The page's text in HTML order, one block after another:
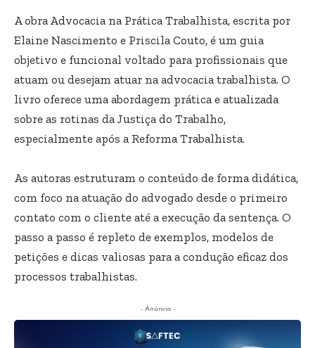
A obra Advocacia na Prática Trabalhista, escrita por
Elaine Nascimento e Priscila Couto, é um guia
objetivo e funcional voltado para profissionais que
atuam ou desejam atuar na advocacia trabalhista. O
livro oferece uma abordagem prática e atualizada
sobre as rotinas da Justiça do Trabalho,
especialmente após a Reforma Trabalhista.
As autoras estruturam o conteúdo de forma didática,
com foco na atuação do advogado desde o primeiro
contato com o cliente até a execução da sentença. O
passo a passo é repleto de exemplos, modelos de
petições e dicas valiosas para a condução eficaz dos
processos trabalhistas.
- Anúncio -